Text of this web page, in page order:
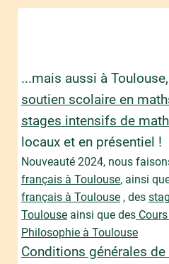
...mais aussi à
soutien scolaire en
stages intensifs de
locaux et en présentiel !
Nouveauté 2024, nous
français à Toulouse, ainsi
français à Toulouse, des
Toulouseainsi que desCours
Philosophie à Toulouse
Conditions générales de